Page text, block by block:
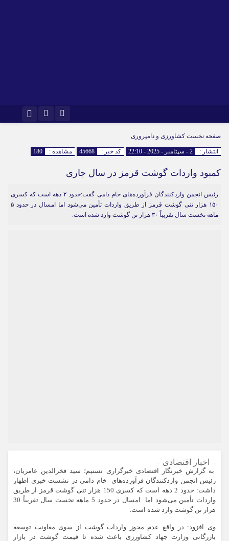
اینستاگرامصفحه نخست کشاورزی و دامپروری
انتشار : 2 - سپتامبر - 2025 - 22:10 کد خبر : 45668 مشاهده : 180
کمبود واردات گوشت قرمز در سال جاری
رئیس انجمن واردکنندگان فرآورده‌های خام دامی گفت:حدود ۲ دهه است که کسری
۱۵۰ هزار تنی گوشت قرمز از طریق واردات تأمین می‌شود اما امسال در حدود ۵
ماهه نخست سال تقریباً ۳۰ هزار تن گوشت وارد شده است.
– اخبار اقتصادی –
به گزارش خبرنگار اقتصادی خبرگراری تسنیم؛ سید فخرالدین عامریان،
رئیس انجمن واردکنندگان فرآورده‌های خام دامی در نشست خبری اظهار
داشت: حدود 2 دهه است که کسری 150 هزار تنی گوشت قرمز از طریق
واردات تأمین می‌شود اما امسال در حدود 5 ماهه نخست سال تقریباً 30
هزار تن گوشت وارد شده است.
وی افزود: در واقع عدم مجوز واردات گوشت از سوی معاونت توسعه
بازرگانی وزارت جهاد کشاورزی باعث شده تا قیمت گوشت در بازار